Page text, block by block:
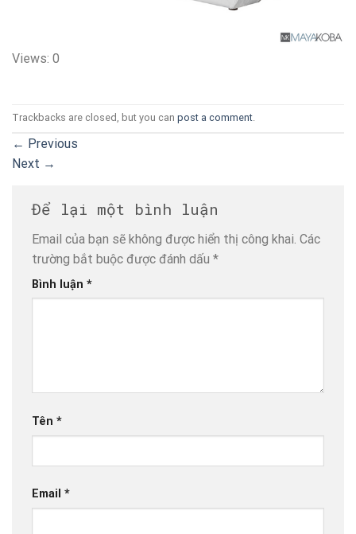
Views: 0
Trackbacks are closed, but you can post a comment.
← Previous
Next →
Để lại một bình luận
Email của bạn sẽ không được hiển thị công khai. Các
trường bắt buộc được đánh dấu *
Bình luận *
Tên *
Email *